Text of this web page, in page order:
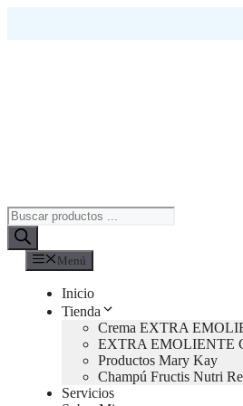
Búsqueda
de
productos
Menú
Inicio
Tienda
Crema EXTRA
EXTRA EMOLIENTE
Productos Mary Kay
Champú Fructis Nutri
Servicios